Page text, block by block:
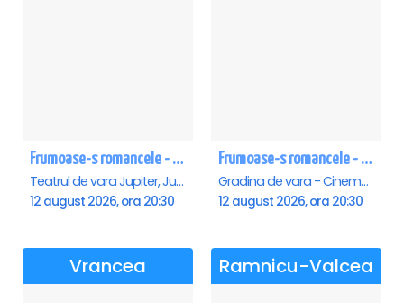
Frumoase-s romancele - Jupiter
Teatrul de vara Jupiter, Jupiter
12 august 2026, ora 20:30
Frumoase-s romancele - Saturn
Gradina de vara - Cinema Saturn, Saturn
12 august 2026, ora 20:30
Vrancea Ramnicu-Valcea